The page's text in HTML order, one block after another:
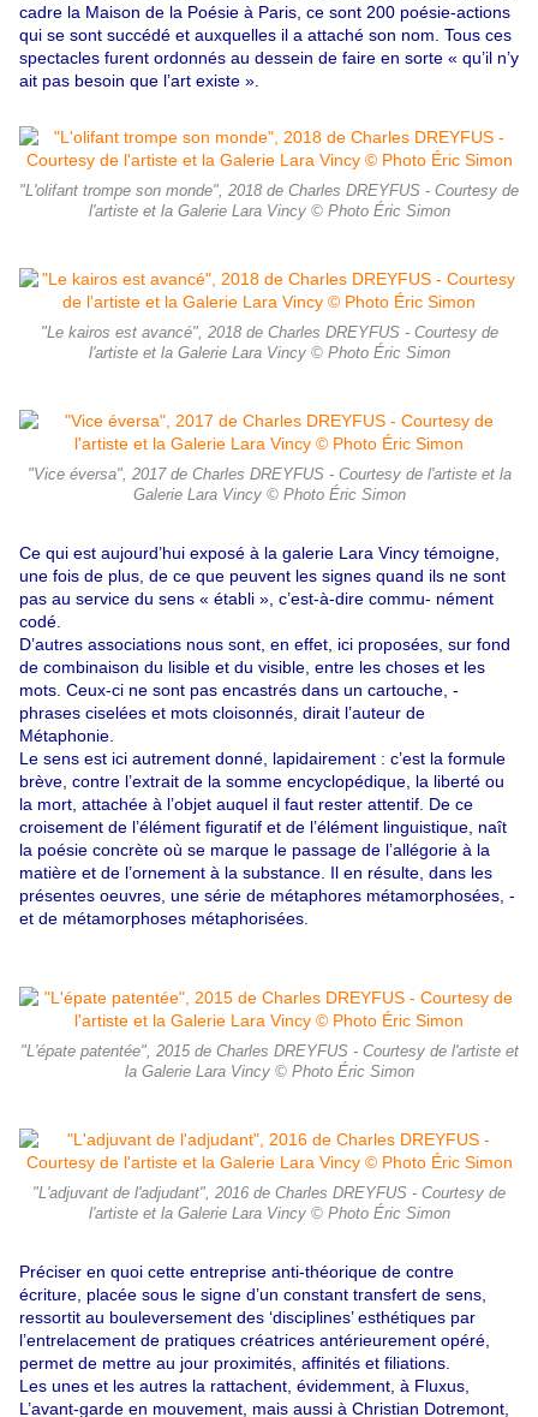
cadre la Maison de la Poésie à Paris, ce sont 200 poésie-actions
qui se sont succédé et auxquelles il a attaché son nom. Tous ces
spectacles furent ordonnés au dessein de faire en sorte « qu’il n’y
ait pas besoin que l’art existe ».
"L'olifant trompe son monde", 2018 de Charles DREYFUS - Courtesy de
l'artiste et la Galerie Lara Vincy © Photo Éric Simon
"Le kairos est avancé", 2018 de Charles DREYFUS - Courtesy de
l'artiste et la Galerie Lara Vincy © Photo Éric Simon
"Vice éversa", 2017 de Charles DREYFUS - Courtesy de l'artiste et la
Galerie Lara Vincy © Photo Éric Simon
Ce qui est aujourd’hui exposé à la galerie Lara Vincy témoigne,
une fois de plus, de ce que peuvent les signes quand ils ne sont
pas au service du sens « établi », c’est-à-dire commu- nément
codé.
D’autres associations nous sont, en effet, ici proposées, sur fond
de combinaison du lisible et du visible, entre les choses et les
mots. Ceux-ci ne sont pas encastrés dans un cartouche, -
phrases ciselées et mots cloisonnés, dirait l’auteur de
Métaphonie.
Le sens est ici autrement donné, lapidairement : c’est la formule
brève, contre l’extrait de la somme encyclopédique, la liberté ou
la mort, attachée à l’objet auquel il faut rester attentif. De ce
croisement de l’élément figuratif et de l’élément linguistique, naît
la poésie concrète où se marque le passage de l’allégorie à la
matière et de l’ornement à la substance. Il en résulte, dans les
présentes oeuvres, une série de métaphores métamorphosées, -
et de métamorphoses métaphorisées.
"L'épate patentée", 2015 de Charles DREYFUS - Courtesy de l'artiste et
la Galerie Lara Vincy © Photo Éric Simon
"L'adjuvant de l'adjudant", 2016 de Charles DREYFUS - Courtesy de
l'artiste et la Galerie Lara Vincy © Photo Éric Simon
Préciser en quoi cette entreprise anti-théorique de contre
écriture, placée sous le signe d’un constant transfert de sens,
ressortit au bouleversement des ‘disciplines’ esthétiques par
l’entrelacement de pratiques créatrices antérieurement opéré,
permet de mettre au jour proximités, affinités et filiations.
Les unes et les autres la rattachent, évidemment, à Fluxus,
L’avant-garde en mouvement, mais aussi à Christian Dotremont,